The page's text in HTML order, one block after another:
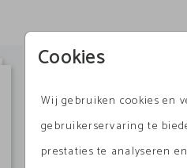
Cookies
Wij gebruiken cookies en
gebruikerservaring te
prestaties te analyseren